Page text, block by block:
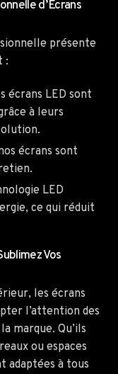
d’Écrans
présente
:
écrans LED sont
à leurs
écrans sont
LED
ce qui réduit
Vos
les écrans
l’attention des
marque. Qu’ils
ou espaces
adaptées à tous